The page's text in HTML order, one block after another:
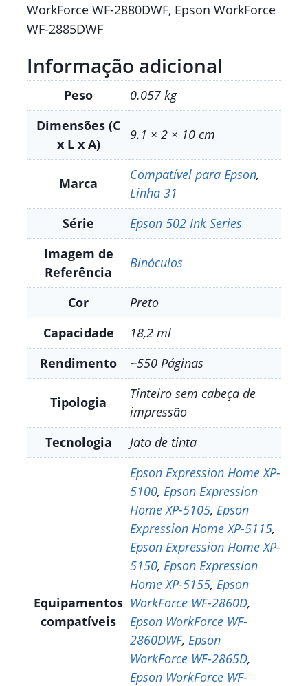
WorkForce WF-2880DWF, Epson WorkForce
WF-2885DWF
Informação adicional
Peso
0.057 kg
Dimensões (C
x L x A)
9.1 × 2 × 10 cm
Marca
Compatível para Epson,
Linha 31
Série
Epson 502 Ink Series
Imagem de
Referência
Binóculos
Cor
Preto
Capacidade
18,2 ml
Rendimento
~550 Páginas
Tipologia
Tinteiro sem cabeça de
impressão
Tecnologia
Jato de tinta
Equipamentos
compatíveis
Epson Expression Home XP-
5100, Epson Expression
Home XP-5105, Epson
Expression Home XP-5115,
Epson Expression Home XP-
5150, Epson Expression
Home XP-5155, Epson
WorkForce WF-2860D,
Epson WorkForce WF-
2860DWF, Epson
WorkForce WF-2865D,
Epson WorkForce WF-